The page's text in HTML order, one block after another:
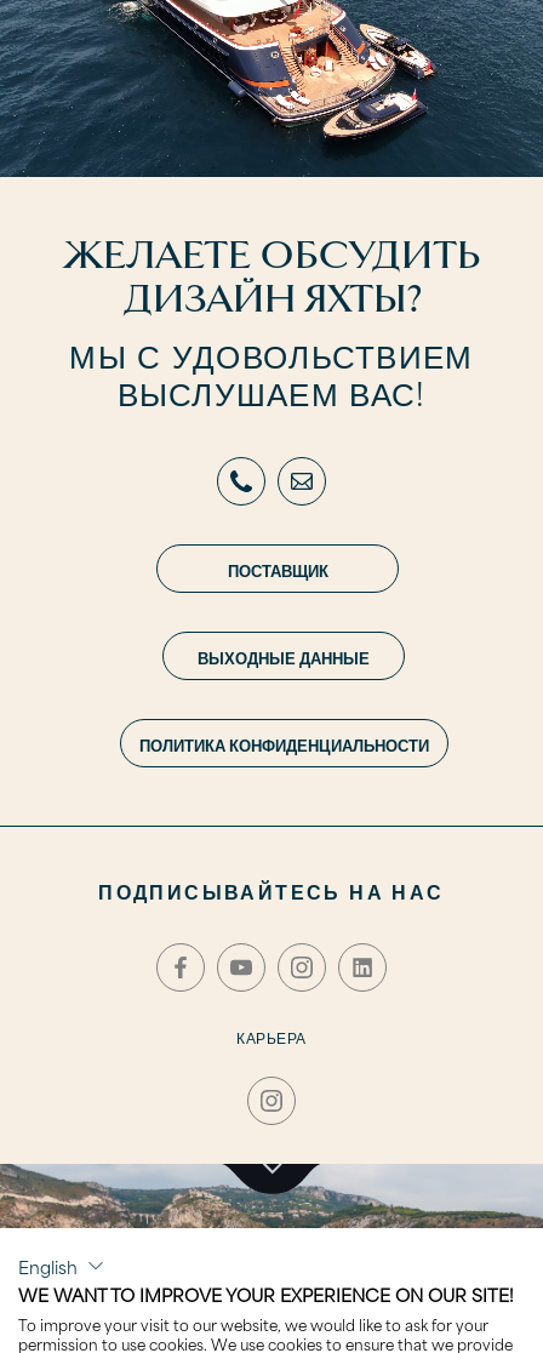
ЖЕЛАЕТЕ ОБСУДИТЬ
ДИЗАЙН ЯХТЫ?
МЫ С УДОВОЛЬСТВИЕМ
ВЫСЛУШАЕМ ВАС!
ПОСТАВЩИК
ВЫХОДНЫЕ ДАННЫЕ
ПОЛИТИКА КОНФИДЕНЦИАЛЬНОСТИ
ПОДПИСЫВАЙТЕСЬ НА НАС
КАРЬЕРА
AVANTAGE
English
WE WANT TO IMPROVE YOUR EXPERIENCE ON OUR SITE!
To improve your visit to our website, we would like to ask for your
permission to use cookies. We use cookies to ensure that we provide